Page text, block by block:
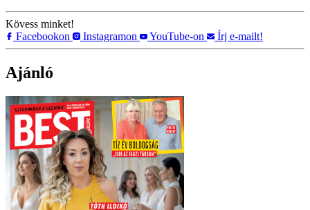
Kövess minket!
Facebookon
Instagramon YouTube-on Írj e-mailt!
Ajánló